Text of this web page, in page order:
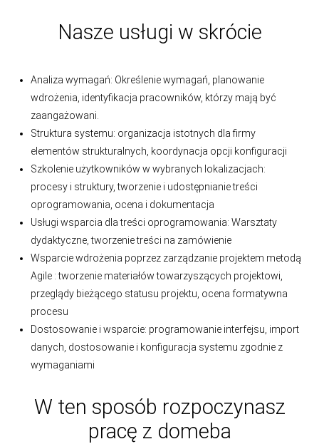
Nasze usługi w skrócie
Analiza wymagań: Określenie wymagań, planowanie
wdrożenia, identyfikacja pracowników, którzy mają być
zaangażowani.
Struktura systemu: organizacja istotnych dla firmy
elementów strukturalnych, koordynacja opcji konfiguracji
Szkolenie użytkowników w wybranych lokalizacjach:
procesy i struktury, tworzenie i udostępnianie treści
oprogramowania, ocena i dokumentacja
Usługi wsparcia dla treści oprogramowania: Warsztaty
dydaktyczne, tworzenie treści na zamówienie
Wsparcie wdrożenia poprzez zarządzanie projektem metodą
Agile : tworzenie materiałów towarzyszących projektowi,
przeglądy bieżącego statusu projektu, ocena formatywna
procesu
Dostosowanie i wsparcie: programowanie interfejsu, import
danych, dostosowanie i konfiguracja systemu zgodnie z
wymaganiami
W ten sposób rozpoczynasz
pracę z domeba